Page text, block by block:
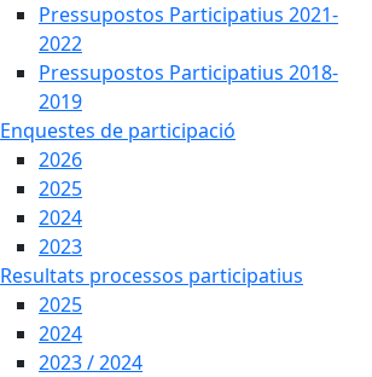
Pressupostos Participatius 2021-
2022
Pressupostos Participatius 2018-
2019
Enquestes de participació
2026
2025
2024
2023
Resultats processos participatius
2025
2024
2023 / 2024